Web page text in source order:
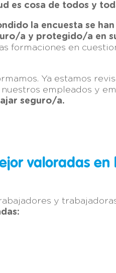
es cosa de todos y
la encuesta se
a y protegido/a en
formaciones en
Ya estamos
empleados y
seguro/a.
valoradas en
y